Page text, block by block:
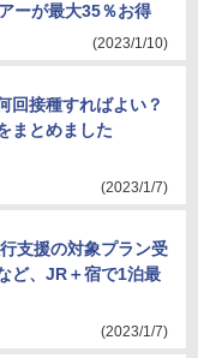
ーが最大35％お得
(2023/1/10)
回接種すればよい？
まとめました
(2023/1/7)
支援の対象プラン受
ど、JR＋宿で1泊最
(2023/1/7)